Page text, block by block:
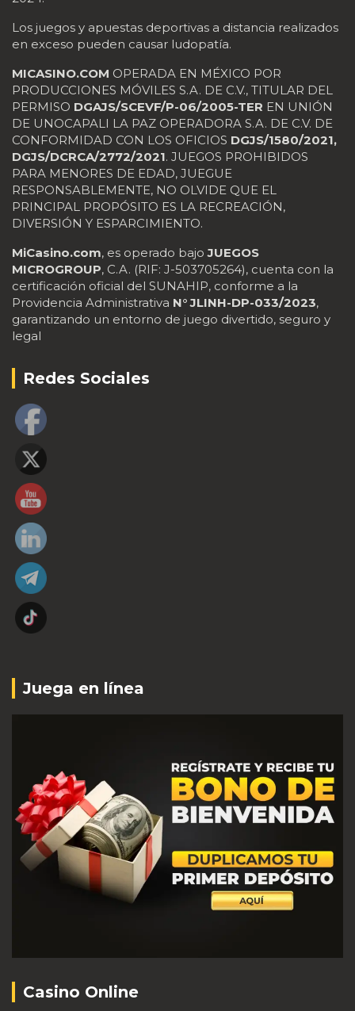
Los juegos y apuestas deportivas a distancia realizados
en exceso pueden causar ludopatía.
MICASINO.COM OPERADA EN MÉXICO POR
PRODUCCIONES MÓVILES S.A. DE C.V., TITULAR DEL
PERMISO DGAJS/SCEVF/P-06/2005-TER EN UNIÓN
DE UNOCAPALI LA PAZ OPERADORA S.A. DE C.V. DE
CONFORMIDAD CON LOS OFICIOS DGJS/1580/2021,
DGJS/DCRCA/2772/2021. JUEGOS PROHIBIDOS
PARA MENORES DE EDAD, JUEGUE
RESPONSABLEMENTE, NO OLVIDE QUE EL
PRINCIPAL PROPÓSITO ES LA RECREACIÓN,
DIVERSIÓN Y ESPARCIMIENTO.
MiCasino.com, es operado bajoJUEGOS
MICROGROUP, C.A. (RIF: J-503705264), cuenta con la
certificación oficial del SUNAHIP, conforme a la
Providencia Administrativa N° JLINH-DP-033/2023,
garantizando un entorno de juego divertido, seguro y
legal
Redes Sociales
Juega en línea
Casino Online